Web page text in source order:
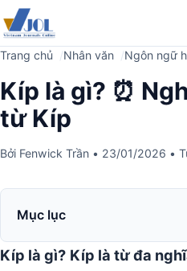
Trang chủ Nhân văn Ngôn ngữ
Kíp là gì? ⏰
từ Kíp
Bởi Fenwick Trần • 23/01/2026 •
Mục lục
Kíp là gì? Kíp là từ đa